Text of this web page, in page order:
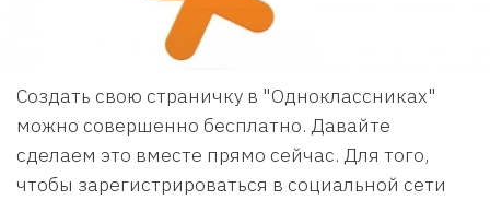
Создать свою страничку в "Одноклассниках"
можно совершенно бесплатно. Давайте
сделаем это вместе прямо сейчас. Для того,
чтобы зарегистрироваться в социальной сети